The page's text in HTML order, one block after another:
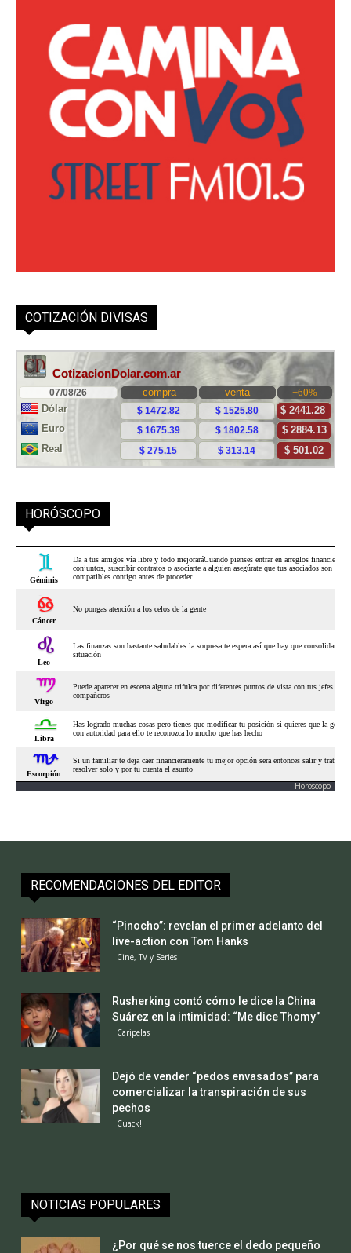
COTIZACIÓN DIVISAS
HORÓSCOPO
Horoscopo
RECOMENDACIONES DEL EDITOR
“Pinocho”: revelan el primer adelanto del
live-action con Tom Hanks
Cine, TV y Series
Rusherking contó cómo le dice la China
Suárez en la intimidad: “Me dice Thomy”
Caripelas
Dejó de vender “pedos envasados” para
comercializar la transpiración de sus
pechos
Cuack!
NOTICIAS POPULARES
¿Por qué se nos tuerce el dedo pequeño